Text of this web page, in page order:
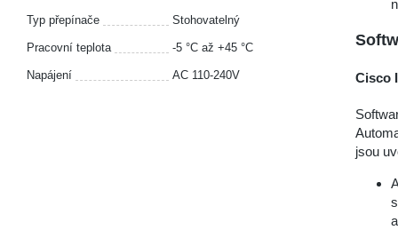
Typ přepínače Stohovatelný
Pracovní teplota -5 °С až +45 °С
Napájení AC 110-240V Cisco
jsou